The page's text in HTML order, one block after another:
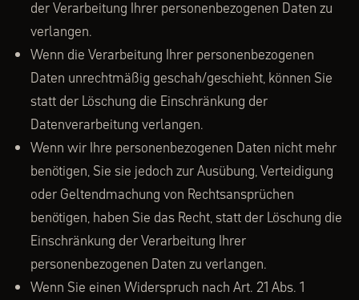
der Verarbeitung Ihrer personenbezogenen Daten zu
verlangen.
Wenn die Verarbeitung Ihrer personenbezogenen
Daten unrechtmäßig geschah/geschieht, können Sie
statt der Löschung die Einschränkung der
Datenverarbeitung verlangen.
Wenn wir Ihre personenbezogenen Daten nicht mehr
benötigen, Sie sie jedoch zur Ausübung, Verteidigung
oder Geltendmachung von Rechtsansprüchen
benötigen, haben Sie das Recht, statt der Löschung die
Einschränkung der Verarbeitung Ihrer
personenbezogenen Daten zu verlangen.
Wenn Sie einen Widerspruch nach Art. 21 Abs. 1